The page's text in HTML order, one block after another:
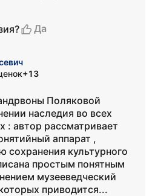
Да
+13
Поляковой
наследия во всех
: автор рассматривает
аппарат ,
культурного
простым понятным
музееведческий
приводится...